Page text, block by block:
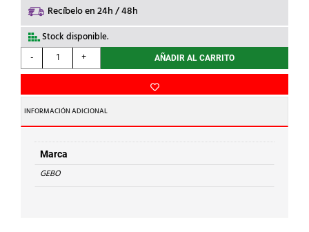
Recíbelo en 24h / 48h
Stock disponible.
-
GEBO
-
C/TOMA
DT
3/4x1/2"
ACERO
cantidad
+ AÑADIR AL CARRITO
INFORMACIÓN ADICIONAL
Marca
GEBO